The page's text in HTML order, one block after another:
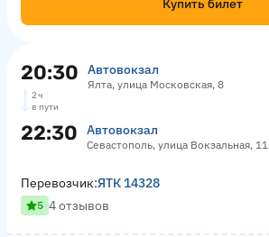
Купить билет
20:30 Автовокзал
Ялта, улица Московская, 8
2 ч
в пути
22:30 Автовокзал
Севастополь, улица Вокзальная, 11
Перевозчик:ЯТК 14328
5 4 отзывов